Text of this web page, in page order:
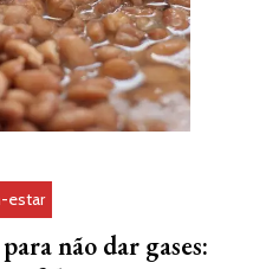
estar
não dar gases: